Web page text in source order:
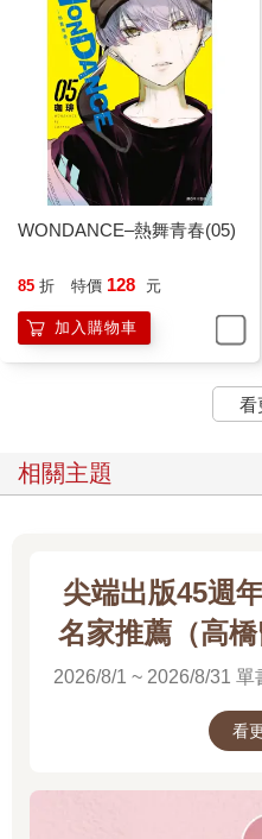
WONDANCE–熱舞青春(05)
85 折 特價 128 元
加入購物車
看
相關主題
尖端出版45週
名家推薦（高
2026/8/1 ~ 2026/8/31 單
看